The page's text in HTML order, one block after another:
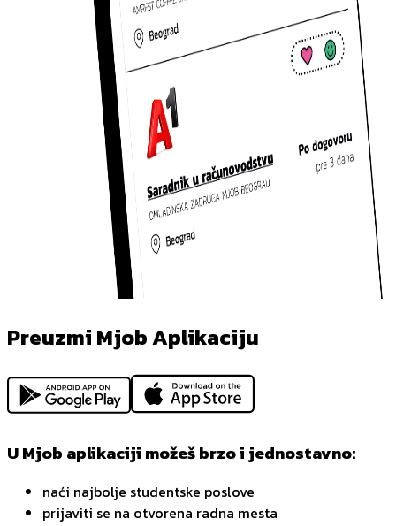
Preuzmi Mjob Aplikaciju
U Mjob aplikaciji možeš brzo i jednostavno:
naći najbolje studentske poslove
prijaviti se na otvorena radna mesta